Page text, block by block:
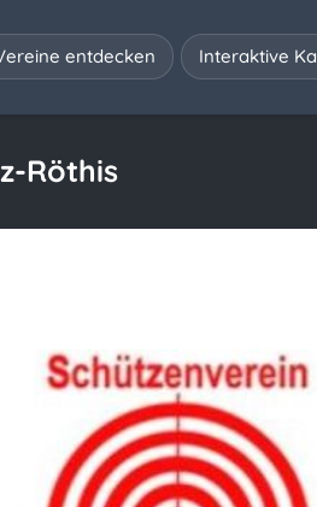
entdecken Interaktive
Röthis